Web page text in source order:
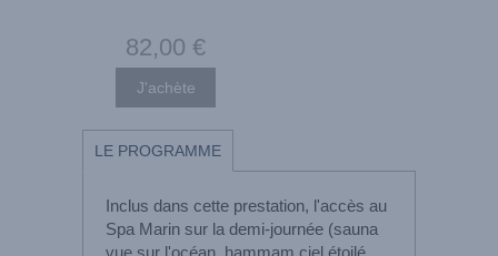
82,00 €
LE PROGRAMME
Inclus dans cette prestation, l'accès au
Spa Marin sur la demi-journée (sauna
vue sur l'océan, hammam ciel étoilé,